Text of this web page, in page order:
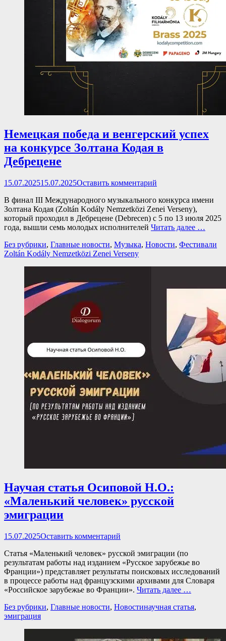
Немецкая победа и венгерский успех
на конкурсе Золтана Кодая в
Дебрецене
Опубликовано
15.07.202515.07.2025Оставить комментарий
В финал III Международного музыкального конкурса имени
Золтана Кодая (Zoltán Kodály Nemzetközi Zenei Verseny),
который проходил в Дебрецене (Debrecen) с 5 по 13 июля 2025
года, вышли семь молодых исполнителей Читать далее …
Категории
Без рубрики, Главные новости, Музыка, Новости, Фестивали
Zoltán Kodály Nemzetközi Zenei Verseny
Научая статья Осиповой Н.О.:
«Маленький человек» русской
эмиграции
Опубликовано
15.07.2025Оставить комментарий
Статья «Маленький человек» русской эмиграции (по
результатам работы над изданием «Русское зарубежье во
Франции») представляет результаты поисковых исследований
в процессе работы над французскими архивами для Словаря
«Российское зарубежье во Франции». Читать далее …
Категории
Без рубрики, Главные новости, НовостиТеги
научная статья,
эмиграция